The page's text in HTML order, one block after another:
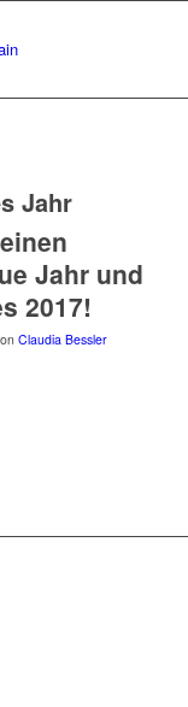
Jahr
Jahr und
2017!
Claudia Bessler